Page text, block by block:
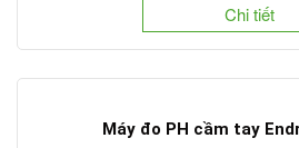
Chi tiết
Máy đo PH cầm tay